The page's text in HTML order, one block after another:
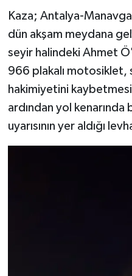
Kaza; Antalya-
dün akşam meydana
seyir halindeki Ahmet
966 plakalı motosiklet,
hakimiyetini
ardından yol kenarında
uyarısının yer aldığı